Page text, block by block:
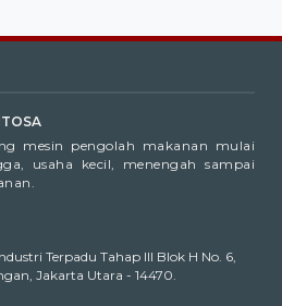
mesin pengolah makanan mulai
usaha kecil, menengah sampai
Terpadu Tahap III Blok H No. 6,
Jakarta Utara - 14470.